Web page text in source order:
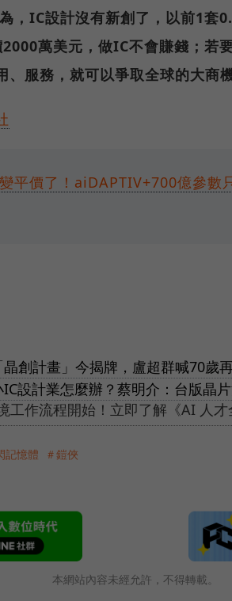
，IC設計沒有新創了，以前1套
萬美元，做IC不會賺錢；若
服務，就可以爭取全球的大商機
平價了！aiDAPTIV+700億參數
創計畫」今揭牌，盧超群喊70歲
設計業怎麼辦？蔡明介：台版晶
工作流程開始！立即了解《AI 人才
記憶體 ＃鎧俠
本網站內容未經允許，不得轉載。